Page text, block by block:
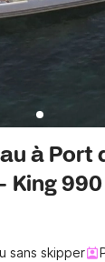
à Port
sans skipper